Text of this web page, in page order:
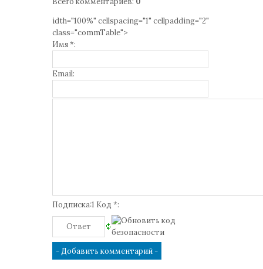
idth="100%" cellspacing="1" cellpadding="2"
class="commTable">
Имя *:
Email:
Подписка:1 Код *: